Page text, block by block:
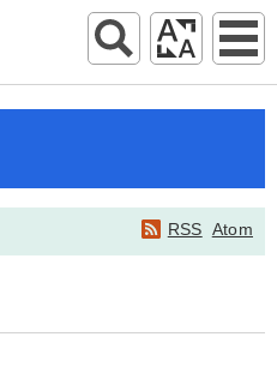
RSS Atom